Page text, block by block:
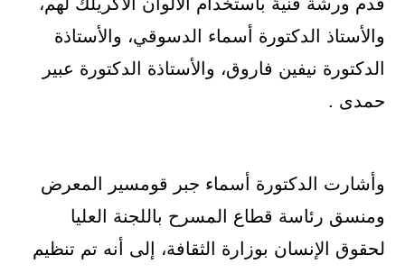
والأستاذ الدكتورة أسماء الدسوقي، والأستاذة
الدكتورة نيفين فاروق، والأستاذة الدكتورة عبير
حمدى .
وأشارت الدكتورة أسماء جبر قومسير المعرض
ومنسق رئاسة قطاع المسرح باللجنة العليا
لحقوق الإنسان بوزارة الثقافة، إلى أنه تم تنظيم